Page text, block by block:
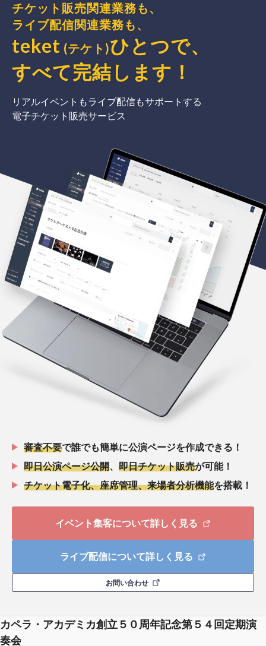
チケット販売関連業務も、
ライブ配信関連業務も、
teket (テケト)ひとつで、
すべて完結 します ！
リアルイベントもライブ配信もサポートする
電子チケット販売サービス
審査不要で誰でも簡単に公演ページを作成できる！
即日公演ページ公開
即日チケット販売が可能！
チケット電子化、座席管理、来場者分析機能を搭載！
イベント集客について詳しく見る
ライブ配信について詳しく見る
お問い合わせ
カペラ・アカデミカ創立５０周年記念第５４回定期演
奏会